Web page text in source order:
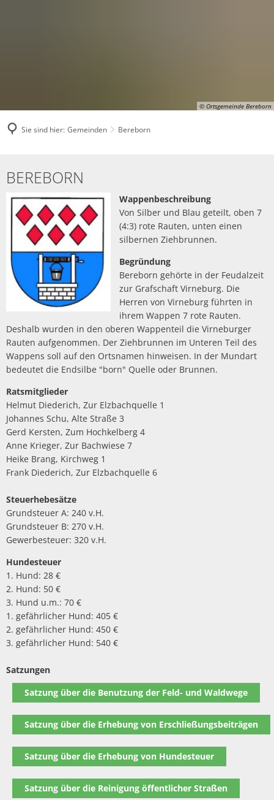
© Ortsgemeinde Bereborn
Sie sind hier: Gemeinden Bereborn
BEREBORN
Wappenbeschreibung
Von Silber und Blau geteilt, oben 7
(4:3) rote Rauten, unten einen
silbernen Ziehbrunnen.
Begründung
Bereborn gehörte in der Feudalzeit
zur Grafschaft Virneburg. Die
Herren von Virneburg führten in
ihrem Wappen 7 rote Rauten.
Deshalb wurden in den oberen Wappenteil die Virneburger
Rauten aufgenommen. Der Ziehbrunnen im Unteren Teil des
Wappens soll auf den Ortsnamen hinweisen. In der Mundart
bedeutet die Endsilbe "born" Quelle oder Brunnen.
Ratsmitglieder
Helmut Diederich, Zur Elzbachquelle 1
Johannes Schu, Alte Straße 3
Gerd Kersten, Zum Hochkelberg 4
Anne Krieger, Zur Bachwiese 7
Heike Brang, Kirchweg 1
Frank Diederich, Zur Elzbachquelle 6
Steuerhebesätze
Grundsteuer A: 240 v.H.
Grundsteuer B: 270 v.H.
Gewerbesteuer: 320 v.H.
Hundesteuer
1. Hund: 28 €
2. Hund: 50 €
3. Hund u.m.: 70 €
1. gefährlicher Hund: 405 €
2. gefährlicher Hund: 450 €
3. gefährlicher Hund: 540 €
Satzungen
Satzung über die Benutzung der Feld- und Waldwege
Satzung über die Erhebung von Erschließungsbeiträgen
Satzung über die Erhebung von Hundesteuer
Satzung über die Reinigung öffentlicher Straßen